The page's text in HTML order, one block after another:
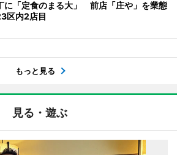
に「定食のまる大」 前店「庄や」を業態
区内2店目
もっと見る
見る・遊ぶ